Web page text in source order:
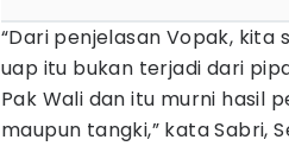
“Dari penjelasan Vopak,
uap itu bukan terjadi dari
Pak Wali dan itu murni hasil
maupun tangki,” kata Sabri,